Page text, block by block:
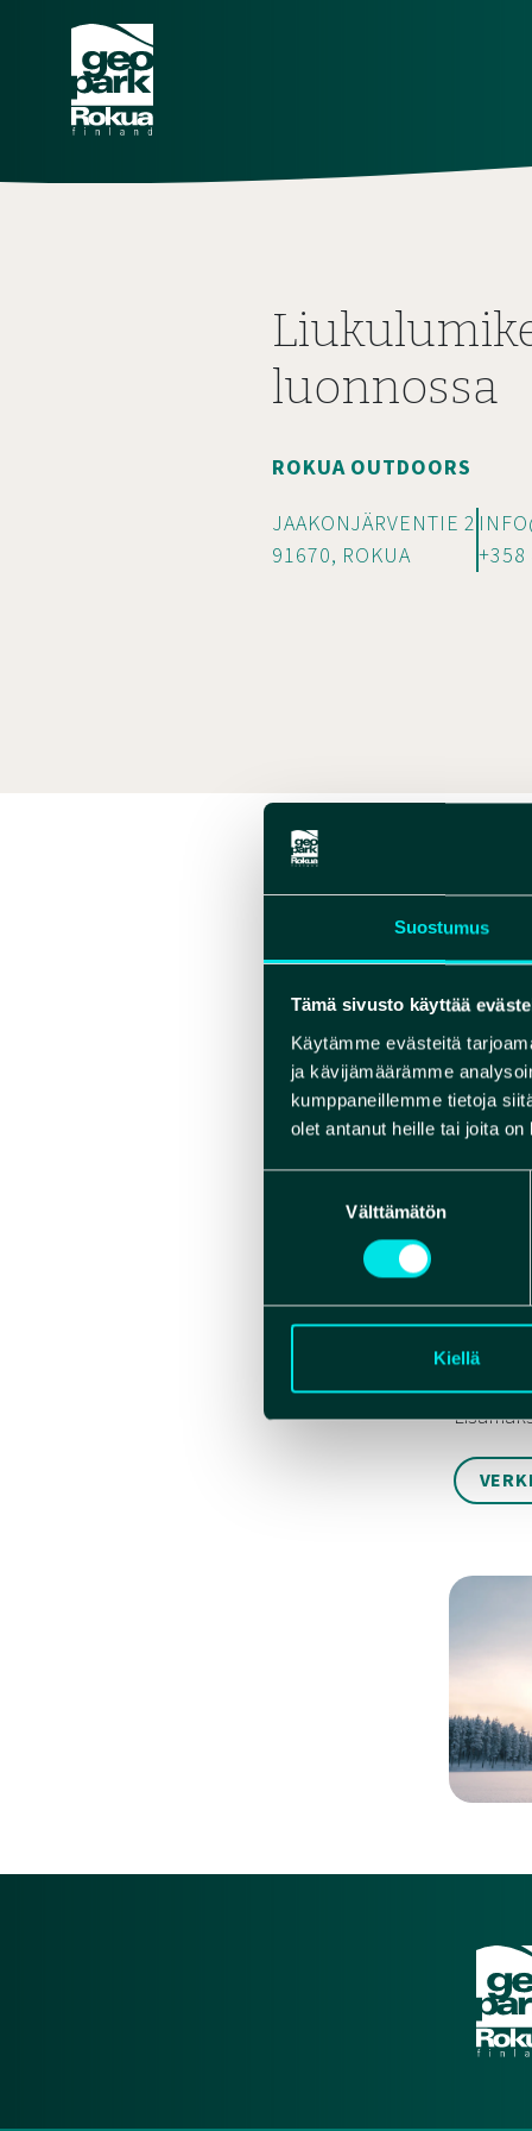
Suostumus
Tämä sivusto käyttää
Käytämme evästeitä
ja kävijämäärämme
kumppaneillemme tietoja
olet antanut heille tai joita
Välttämätön
Kiellä
luonnossa
ROKUA OUTDOORS
JAAKONJÄRVENTIE 2
91670, ROKUA
+358
Tutustu
Rokua
halki
opas
Retken
tuntia,
*
*
Retken